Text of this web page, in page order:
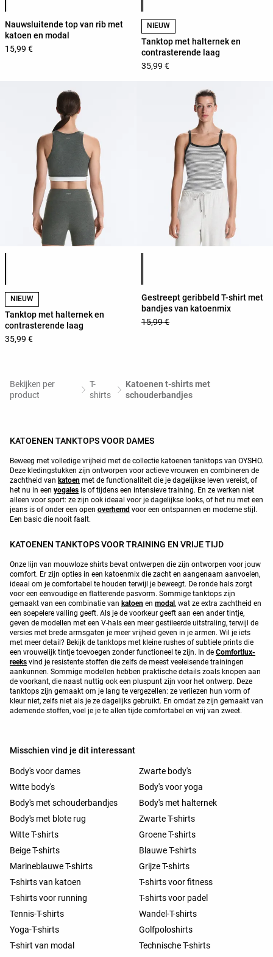
Nauwsluitende top van rib met
katoen en modal
15,99 €
NIEUW
Tanktop met halternek en
contrasterende laag
35,99 €
Lijst met productkleuren
NIEUW
Tanktop met halternek en
contrasterende laag
35,99 €
Lijst met productkleuren
Gestreept geribbeld T-shirt met
bandjes van katoenmix
15,99 €
Bekijken per
product
T-
shirts
Katoenen t-shirts met
schouderbandjes
KATOENEN TANKTOPS VOOR DAMES
Beweeg met volledige vrijheid met de collectie katoenen tanktops van OYSHO.
Deze kledingstukken zijn ontworpen voor actieve vrouwen en combineren de
zachtheid van katoen met de functionaliteit die je dagelijkse leven vereist, of
het nu in een yogales is of tijdens een intensieve training. En ze werken niet
alleen voor sport: ze zijn ook ideaal voor je dagelijkse looks, of het nu met een
jeans is of onder een open overhemd voor een ontspannen en moderne stijl.
Een basic die nooit faalt.
KATOENEN TANKTOPS VOOR TRAINING EN VRIJE TIJD
Onze lijn van mouwloze shirts bevat ontwerpen die zijn ontworpen voor jouw
comfort. Er zijn opties in een katoenmix die zacht en aangenaam aanvoelen,
ideaal om je comfortabel te houden terwijl je beweegt. De ronde hals zorgt
voor een eenvoudige en flatterende pasvorm. Sommige tanktops zijn
gemaakt van een combinatie van katoen en modal , wat ze extra zachtheid en
een soepelere valling geeft. Als je de voorkeur geeft aan een ander tintje,
geven de modellen met een V-hals een meer gestileerde uitstraling, terwijl de
versies met brede armsgaten je meer vrijheid geven in je armen. Wil je iets
met meer detail? Bekijk de tanktops met kleine rushes of subtiele prints die
een vrouwelijk tintje toevoegen zonder functioneel te zijn. In de Comfortlux-
reeks vind je resistente stoffen die zelfs de meest veeleisende trainingen
aankunnen. Sommige modellen hebben praktische details zoals knopen aan
de voorkant, die naast nuttig ook een pluspunt zijn voor het ontwerp. Deze
tanktops zijn gemaakt om je lang te vergezellen: ze verliezen hun vorm of
kleur niet, zelfs niet als je ze dagelijks gebruikt. En omdat ze zijn gemaakt van
ademende stoffen, voel je je te allen tijde comfortabel en vrij van zweet.
Misschien vind je dit interessant
Body's voor dames
Zwarte body's
Witte body's
Body's voor yoga
Body's met schouderbandjes
Body's met halternek
Body's met blote rug
Zwarte T-shirts
Witte T-shirts
Groene T-shirts
Beige T-shirts
Blauwe T-shirts
Marineblauwe T-shirts
Grijze T-shirts
T-shirts van katoen
T-shirts voor fitness
T-shirts voor running
T-shirts voor padel
Tennis-T-shirts
Wandel-T-shirts
Yoga-T-shirts
Golfpoloshirts
T-shirt van modal
Technische T-shirts